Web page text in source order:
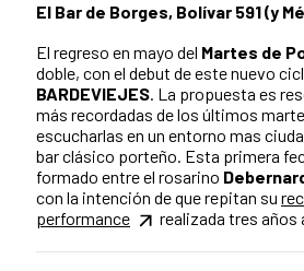
El Bar de Borges, Bolívar 591 (y
El regreso en mayo del Martes de
doble, con el debut de este nuevo
BARDEVIEJES. La propuesta es
más recordadas de los últimos
escucharlas en un entorno mas
bar clásico porteño. Esta primera
formado entre el rosarino
con la intención de que repitan su
performance
realizada tres años